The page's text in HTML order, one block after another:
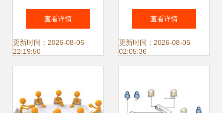
化网络规划建设与
网络安全最佳实践
查看详情
更新时间：2026-08-06
22:19:50
构筑网络与信息安
全软件开发的基石
查看详情
更新时间：2026-08-06
02:05:36